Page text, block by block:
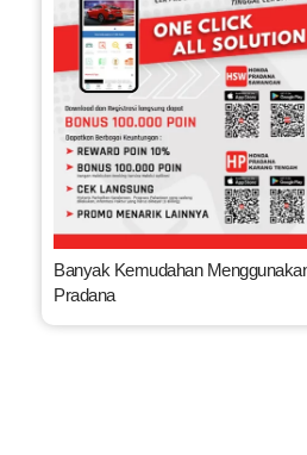
Banyak Kemudahan
Pradana